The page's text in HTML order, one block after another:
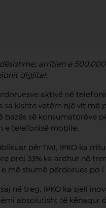
arritjen e
digjital.
aktivë në
sa kishte vetëm një vit
së konsumatorëve
e telefonisë mobile.
për TM1, IPKO ka
prej 33% ka ardhur në
më shumë përdorues po
në treg, IPKO ka sjell
absolutisht të kënaqur